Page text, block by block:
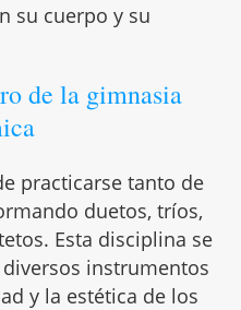
su cuerpo y su
de la gimnasia
practicarse tanto de
duetos, tríos,
Esta disciplina se
instrumentos
y la estética de los